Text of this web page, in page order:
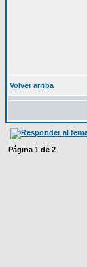
Volver arriba
Página 1 de 2